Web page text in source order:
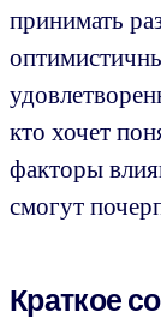
принимать
кто хочет
факторы
смогут
Краткое